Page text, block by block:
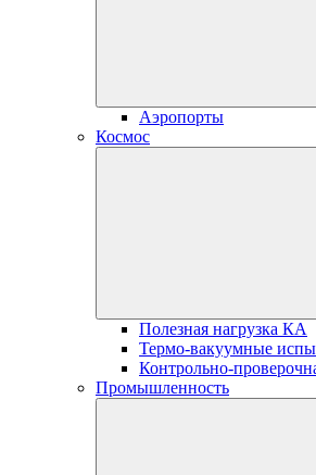
Аэропорты
Космос
Полезная нагрузка КА
Термо-вакуумные
Контрольно-
Промышленность